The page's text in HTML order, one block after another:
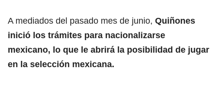
A mediados del pasado mes de junio, Quiñones
inició los trámites para nacionalizarse
mexicano, lo que le abrirá la posibilidad de jugar
en la selección mexicana.